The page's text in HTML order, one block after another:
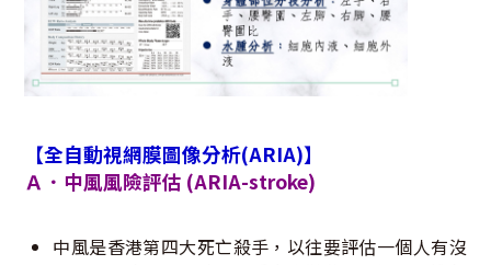
【全自動視網膜圖像分析(ARIA)】
Ａ．中風風險評估 (ARIA-stroke)
中風是香港第四大死亡殺手，以往要評估一個人有沒